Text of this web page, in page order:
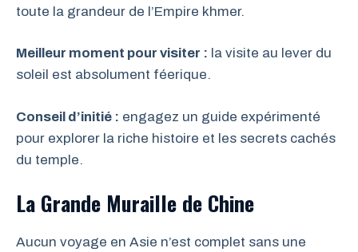
toute la grandeur de l’Empire khmer.
Meilleur moment pour visiter : la visite au lever du
soleil est absolument féerique.
Conseil d’initié : engagez un guide expérimenté
pour explorer la riche histoire et les secrets cachés
du temple.
La Grande Muraille de Chine
Aucun voyage en Asie n’est complet sans une